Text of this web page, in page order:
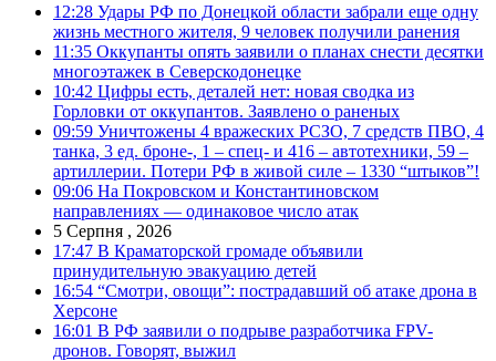
12:28 Удары РФ по Донецкой области забрали еще одну
жизнь местного жителя, 9 человек получили ранения
11:35 Оккупанты опять заявили о планах снести десятки
многоэтажек в Северскодонецке
10:42 Цифры есть, деталей нет: новая сводка из
Горловки от оккупантов. Заявлено о раненых
09:59 Уничтожены 4 вражеских РСЗО, 7 средств ПВО, 4
танка, 3 ед. броне-, 1 – спец- и 416 – автотехники, 59 –
артиллерии. Потери РФ в живой силе – 1330 “штыков”!
09:06 На Покровском и Константиновском
направлениях — одинаковое число атак
5 Серпня , 2026
17:47 В Краматорской громаде объявили
принудительную эвакуацию детей
16:54 “Смотри, овощи”: пострадавший об атаке дрона в
Херсоне
16:01 В РФ заявили о подрыве разработчика FPV-
дронов. Говорят, выжил